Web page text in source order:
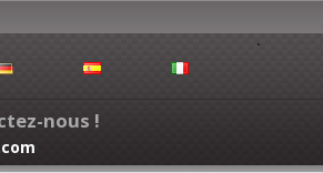
nous !